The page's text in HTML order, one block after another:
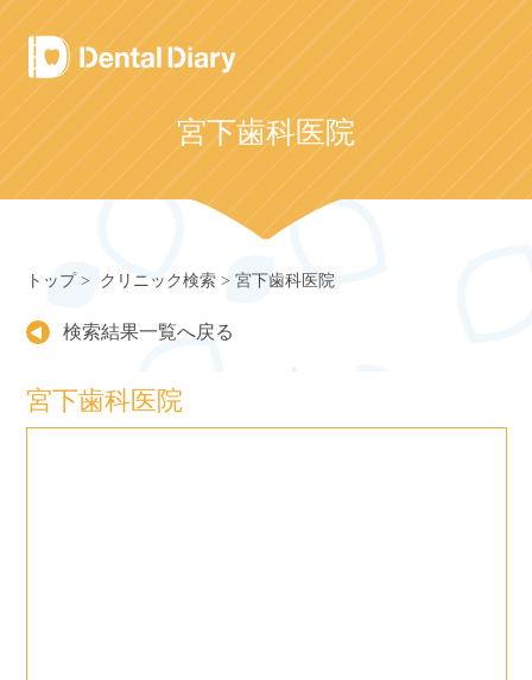
Skip
to
content
宮下歯科医院
トップ クリニック検索 宮下歯科医院
検索結果一覧へ戻る
宮下歯科医院